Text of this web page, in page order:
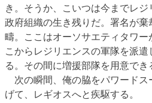
き。そうか、こいつは今までレ
政府組織の生き残りだ。署名が
疇。ここはオーソサエティタワ
こからレジリエンスの軍隊を派
る。その間に増援部隊を用意でき
次の瞬間、俺の脇をパワードス
げて、レギオスへと疾駆する。